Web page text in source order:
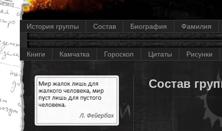
История группы Состав Биография Фамилия
Книги Камчатка Гороскоп Цитаты Рисунки
Состав